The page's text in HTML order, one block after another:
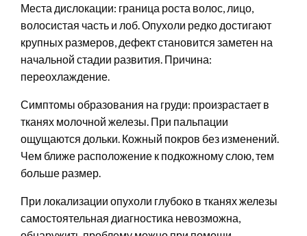
Места дислокации: граница роста волос, лицо,
волосистая часть и лоб. Опухоли редко достигают
крупных размеров, дефект становится заметен на
начальной стадии развития. Причина:
переохлаждение.
Симптомы образования на груди: произрастает в
тканях молочной железы. При пальпации
ощущаются дольки. Кожный покров без изменений.
Чем ближе расположение к подкожному слою, тем
больше размер.
При локализации опухоли глубоко в тканях железы
самостоятельная диагностика невозможна,